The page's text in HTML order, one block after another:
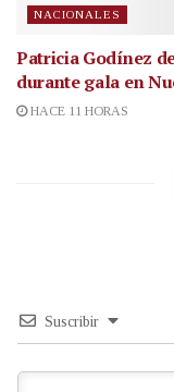
NACIONALES
Patricia Godínez
durante gala en
HACE 11 HORAS
Suscribir